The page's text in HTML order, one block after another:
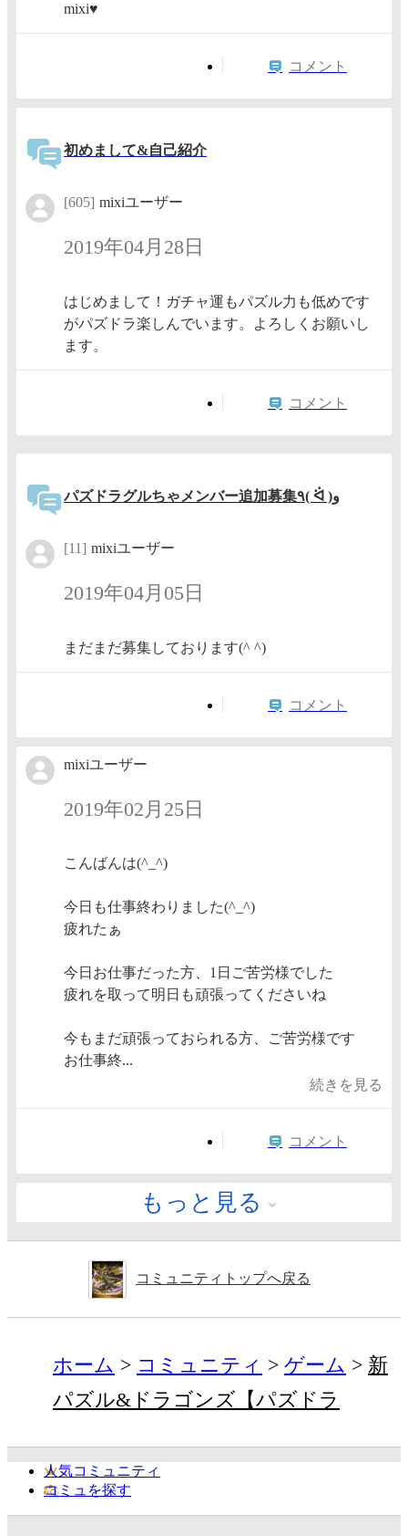
mixi♥️
コメント
初めまして&自己紹介
[605] mixiユーザー
2019年04月28日
はじめまして！ガチャ運もパズル力も低めです
がパズドラ楽しんでいます。よろしくお願いし
ます。
コメント
パズドラグルちゃメンバー追加募集٩( ᐛ )و
[11] mixiユーザー
2019年04月05日
まだまだ募集しております(^ ^)
コメント
mixiユーザー
2019年02月25日
こんばんは(^_^)
今日も仕事終わりました(^_^)
疲れたぁ
今日お仕事だった方、1日ご苦労様でした
疲れを取って明日も頑張ってくださいね
今もまだ頑張っておられる方、ご苦労様です
お仕事終...
続きを見る
コメント
もっと見る
コミュニティトップへ戻る
ホーム コミュニティ ゲーム
新
パズル&ドラゴンズ【パズドラ
人気コミュニティ
コミュを探す